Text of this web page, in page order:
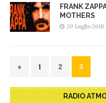
FRANK
MOTHERS
20 Luglio 2018
« 1 2 3
RADIO